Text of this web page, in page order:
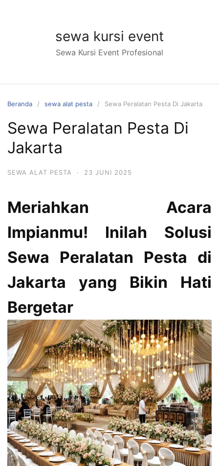
sewa kursi event
Sewa Kursi Event Profesional
Beranda sewa alat pesta Sewa Peralatan Pesta Di Jakarta
Sewa Peralatan Pesta Di
Jakarta
SEWA ALAT PESTA · 23 JUNI 2025
Meriahkan Acara
Impianmu! Inilah Solusi
Sewa Peralatan Pesta di
Jakarta yang Bikin Hati
Bergetar